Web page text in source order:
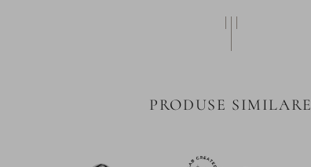
PRODUSE SIMILARE